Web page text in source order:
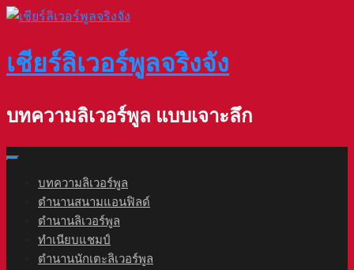
Skip
เชียร์ลิเวอร์พูลจริงจัง
บทความลิเวอร์พูล แบบเจาะลึก
บทความลิเวอร์พูล
ตำนานสนามแอนฟิลด์
ตำนานลิเวอร์พูล
ทำเนียบแชมป์
ตำนานนักเตะลิเวอร์พูล